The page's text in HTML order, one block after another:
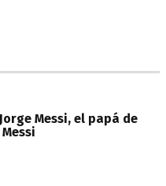
Messi, el papá de